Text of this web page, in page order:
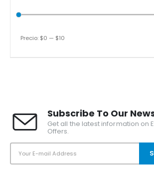
Precio
Precio
Precio: $0 — $10
Subscribe To Our
Get all the latest information on
Offers.